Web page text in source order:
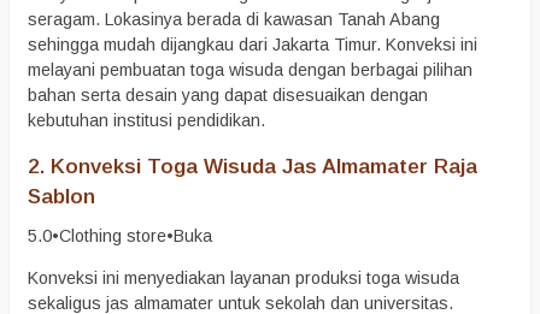
seragam. Lokasinya berada di kawasan Tanah Abang
sehingga mudah dijangkau dari Jakarta Timur. Konveksi ini
melayani pembuatan toga wisuda dengan berbagai pilihan
bahan serta desain yang dapat disesuaikan dengan
kebutuhan institusi pendidikan.
2. Konveksi Toga Wisuda Jas Almamater Raja
Sablon
5.0•Clothing store•Buka
Konveksi ini menyediakan layanan produksi toga wisuda
sekaligus jas almamater untuk sekolah dan universitas.